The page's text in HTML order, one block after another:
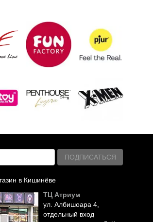
ПОДПИСАТЬСЯ
в Кишинёве
ТЦ Атриум
ул. Албишоара 4,
отдельный вход